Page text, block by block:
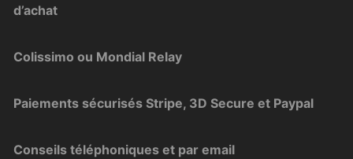
d’achat
Colissimo ou Mondial Relay
Paiements sécurisés Stripe, 3D Secure et Paypal
Conseils téléphoniques et par email